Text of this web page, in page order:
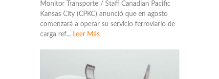
Monitor Transporte / Staff Canadian Pacific
Kansas City (CPKC) anunció que en agosto
comenzará a operar su servicio ferroviario de
carga ref... Leer Más